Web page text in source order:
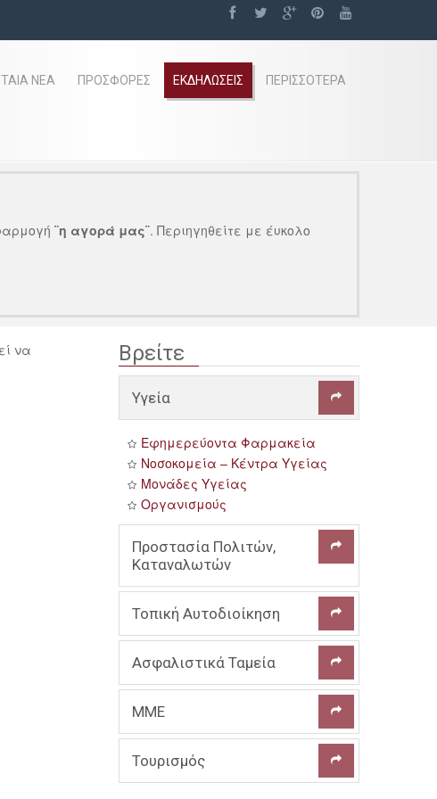
ΝΈΑ ΠΡΟΣΦΟΡΈΣ ΕΚΔΗΛΏΣΕΙΣ ΠΕΡΙΣΣΌΤΕΡΑ
¨η αγορά μας¨. Περιηγηθείτε με έυκολο
να
Βρείτε
Υγεία 
Εφημερεύοντα Φαρμακεία
Νοσοκομεία – Κέντρα Υγείας
Μονάδες Υγείας
Οργανισμούς
Προστασία Πολιτών,
Καταναλωτών

Συνήγορος του Πολίτη
Πληροφορίες για επιδοτήσεις
Γραμματεία Εμπορίου &
Προστασίας Καταναλωτή
Τοπική Αυτοδιοίκηση 
ΠΕΡΙΦΕΡΕΙΑ ΘΕΣΣΑΛΙΑΣ
ΔΗΜΟΣ ΤΡΙΚΚΑΙΩΝ
ΔΗΜΟΣ ΦΑΡΚΑΔΟΝΑΣ
Δ.Ε.Κ.Α.
Ασφαλιστικά Ταμεία 
ΟΑΕΕ
ΤΣΜΕΔΕ
ΕΤΑΑ (πρώην ΤΣΑΥ)
ΜΜΕ 
Εφημερίδες
Τουρισμός 